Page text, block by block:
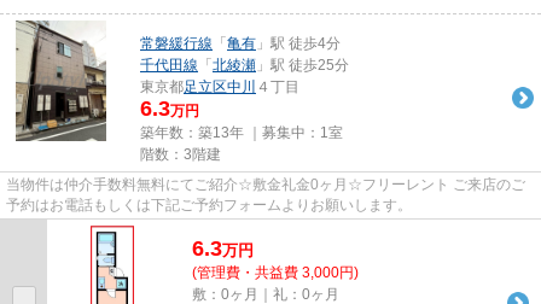
常磐緩行線 「 亀有 」駅 徒歩4分
千代田線 「 北綾瀬 」駅 徒歩25分
東京都足立区中川 ４丁目
6.3万円
築年数：築13年 ｜募集中： 1室
階数：3階建
当物件は仲介手数料無料にてご紹介☆敷金礼金0ヶ月☆フリーレント ご来店のご
予約はお電話もしくは下記ご予約フォームよりお願いします。
6.3万円
(管理費・共益費 3,000円)
敷：0ヶ月｜礼：0ヶ月